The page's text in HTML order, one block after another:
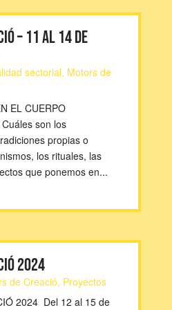
– 11 AL 14 DE
sectorial, Motors de
EL CUERPO
son los
propias o
los rituales, las
que ponemos en...
2024
de Creació, Proyectos
2024 Del 12 al 15 de